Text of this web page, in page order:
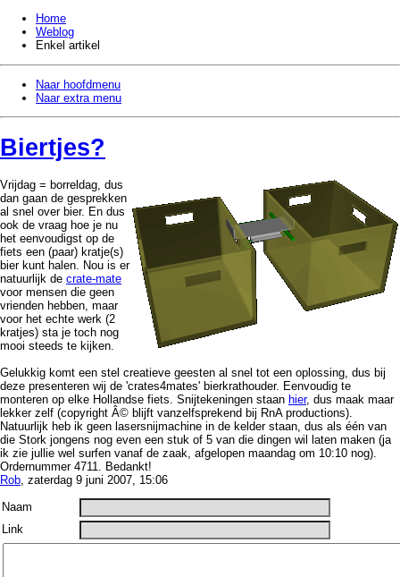
Home
Weblog
Enkel artikel
Naar hoofdmenu
Naar extra menu
Biertjes?
Vrijdag = borreldag, dus
dan gaan de gesprekken
al snel over bier. En dus
ook de vraag hoe je nu
het eenvoudigst op de
fiets een (paar) kratje(s)
bier kunt halen. Nou is er
natuurlijk de crate-mate
voor mensen die geen
vrienden hebben, maar
voor het echte werk (2
kratjes) sta je toch nog
mooi steeds te kijken.
Gelukkig komt een stel creatieve geesten al snel tot een oplossing, dus bij
deze presenteren wij de 'crates4mates' bierkrathouder. Eenvoudig te
monteren op elke Hollandse fiets. Snijtekeningen staan hier, dus maak maar
lekker zelf (copyright Â© blijft vanzelfsprekend bij RnA productions).
Natuurlijk heb ik geen lasersnijmachine in de kelder staan, dus als één van
die Stork jongens nog even een stuk of 5 van die dingen wil laten maken (ja
ik zie jullie wel surfen vanaf de zaak, afgelopen maandag om 10:10 nog).
Ordernummer 4711. Bedankt!
Rob, zaterdag 9 juni 2007, 15:06
Naam
Link